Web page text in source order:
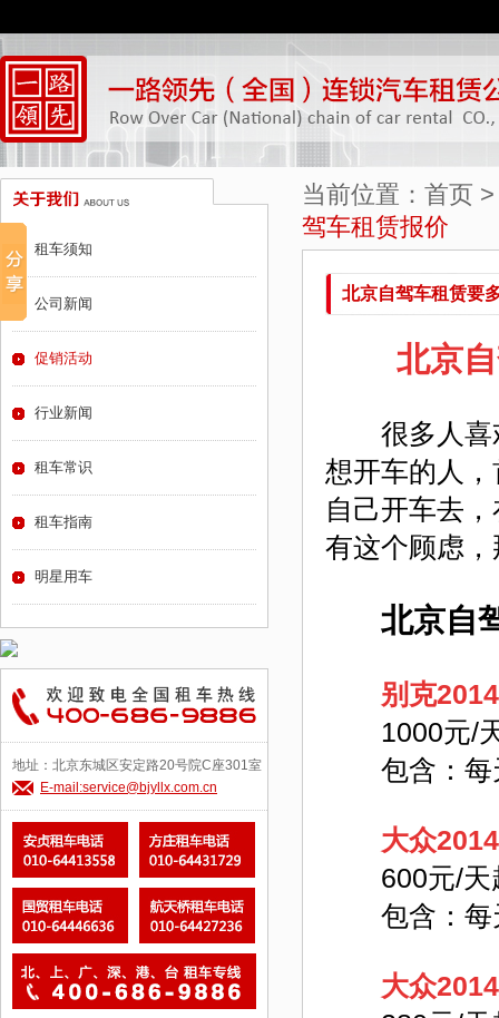
当前位置： 首页
驾车租赁报价
北京自驾车租赁要
北京
很多人喜欢
想开车的人
自己开车去
有这个顾虑
北京自
别克
1000元/
包含：每
大众
600元/天
包含：每
大众
租车须知
公司新闻
促销活动
行业新闻
租车常识
租车指南
明星用车
地址：北京东城区安定路20号院C座301室
E-mail:service@bjyllx.com.cn